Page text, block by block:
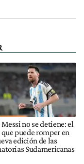
no se detiene: el
puede romper en
edición de las
Sudamericanas